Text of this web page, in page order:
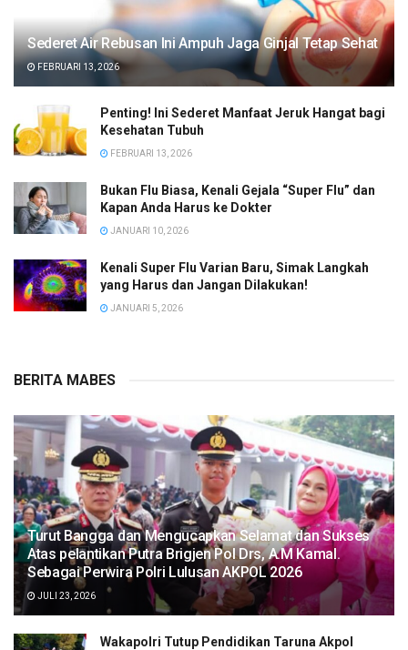
Sederet Air Rebusan Ini Ampuh Jaga Ginjal Tetap Sehat
FEBRUARI 13, 2026
Penting! Ini Sederet Manfaat Jeruk Hangat bagi
Kesehatan Tubuh
FEBRUARI 13, 2026
Bukan Flu Biasa, Kenali Gejala “Super Flu” dan
Kapan Anda Harus ke Dokter
JANUARI 10, 2026
Kenali Super Flu Varian Baru, Simak Langkah
yang Harus dan Jangan Dilakukan!
JANUARI 5, 2026
BERITA MABES
Turut Bangga dan Mengucapkan Selamat dan Sukses
Atas pelantikan Putra Brigjen Pol Drs, A.M Kamal.
Sebagai Perwira Polri Lulusan AKPOL 2026
JULI 23, 2026
Wakapolri Tutup Pendidikan Taruna Akpol